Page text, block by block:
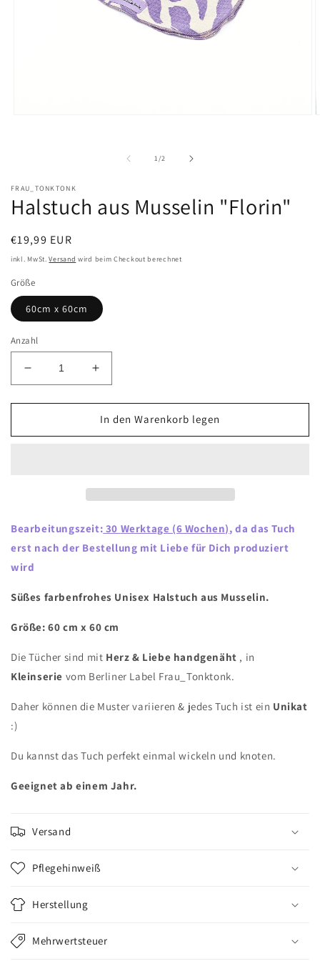
1/von
2
FRAU_TONKTONK
Halstuch aus Musselin "Florin"
Normaler
Preis
€19,99 EUR
inkl. MwSt.Versand wird beim Checkout berechnet
Größe
60cm x 60cm
Anzahl
Verringere
die
Menge
Halstuch
Erhöhe
die
Menge
für
Halstuch
In den Warenkorb legen
Bearbeitungszeit: 30 Werktage (6 Wochen), da das Tuch
erst nach der Bestellung mit Liebe für Dich produziert
wird
Süßes farbenfrohes Unisex Halstuch aus Musselin.
Größe: 60 cm x 60 cm
Die Tücher sind mit Herz & Liebe handgenäht , in
Kleinserie vom Berliner Label Frau_Tonktonk.
Daher können die Muster variieren & jedes Tuch ist ein Unikat
:)
Du kannst das Tuch perfekt einmal wickeln und knoten.
Geeignet ab einem Jahr.
Versand
Pflegehinweiß
Herstellung
Mehrwertsteuer